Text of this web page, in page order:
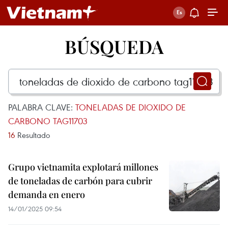
BÚSQUEDA
PALABRA CLAVE: TONELADAS DE DIOXIDO DE
CARBONO TAG11703
16 Resultado
Grupo vietnamita explotará millones
de toneladas de carbón para cubrir
demanda en enero
14/01/2025 09:54